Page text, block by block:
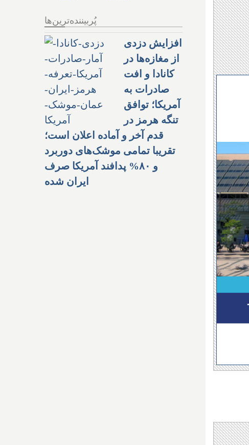
پُربیننده‌ترین‌ها
افزایش دزدی
از مغازه‌ها در
کانادا و افت
صادرات به
آمریکا؛ توافق
تنگه هرمز در
قدم آخر و آماده اعلان است؛
تقریبا تمامی موشک‌های دوربرد
و ۸۰% پدافند آمریکا صرف
ایران شده